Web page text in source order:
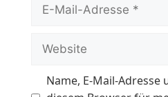
Mail-
Website
Name, E-Mail-Adresse